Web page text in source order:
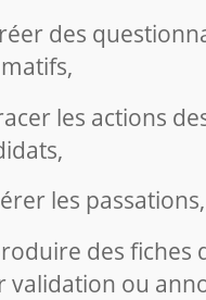
des
les actions
les passations,
des fiches
validation ou